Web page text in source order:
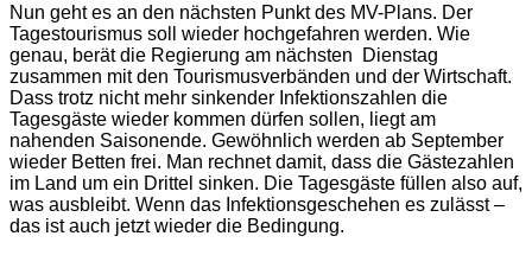
Nun geht es an den nächsten Punkt des MV-Plans. Der
Tagestourismus soll wieder hochgefahren werden. Wie
genau, berät die Regierung am nächsten Dienstag
zusammen mit den Tourismusverbänden und der Wirtschaft.
Dass trotz nicht mehr sinkender Infektionszahlen die
Tagesgäste wieder kommen dürfen sollen, liegt am
nahenden Saisonende. Gewöhnlich werden ab September
wieder Betten frei. Man rechnet damit, dass die Gästezahlen
im Land um ein Drittel sinken. Die Tagesgäste füllen also auf,
was ausbleibt. Wenn das Infektionsgeschehen es zulässt –
das ist auch jetzt wieder die Bedingung.